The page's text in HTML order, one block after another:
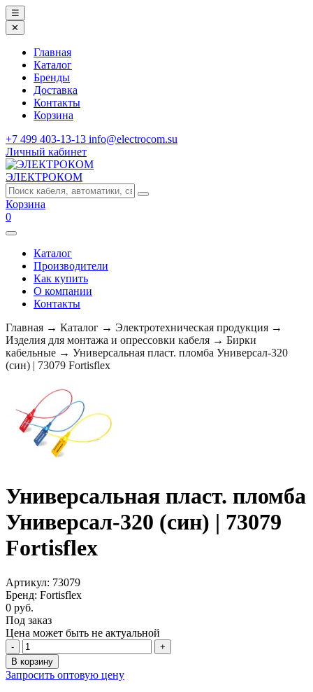
☰
✕
Главная
Каталог
Бренды
Доставка
Контакты
Корзина
+7 499 403-13-13 info@electrocom.su
Личный кабинет
ЭЛЕКТРОКОМ
Корзина
0
Каталог
Производители
Как купить
О компании
Контакты
Главная → Каталог → Электротехническая продукция →
Изделия для монтажа и опрессовки кабеля → Бирки
кабельные → Универсальная пласт. пломба Универсал-320
(син) | 73079 Fortisflex
Универсальная пласт. пломба
Универсал-320 (син) | 73079
Fortisflex
Артикул: 73079
Бренд: Fortisflex
0 руб.
Под заказ
Цена может быть не актуальной
-
+
В корзину
Запросить оптовую цену